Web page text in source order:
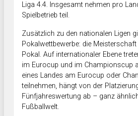
Liga 4.4. Insgesamt nehmen pro
Spielbetrieb teil.
Zusätzlich zu den nationalen Ligen
Pokalwettbewerbe: die
Pokal. Auf internationaler Ebene
im Eurocup und im Championscup
eines Landes am Eurocup oder
teilnehmen, hängt von der
Fünfjahreswertung ab – ganz
Fußballwelt.